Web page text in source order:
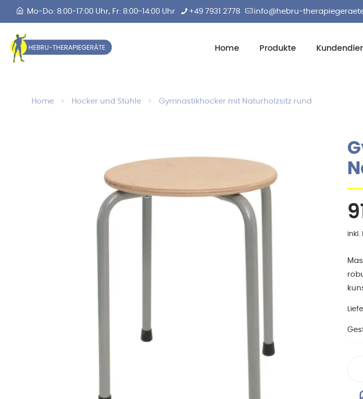
Mo-Do: 8:00-17:00 Uhr, Fr: 8:00-14:00 Uhr +49 7931 2778 info@hebru-
Home Produkte
Home Hocker und Stühle Gymnastikhocker mit Naturholzsitz rund
inkl.